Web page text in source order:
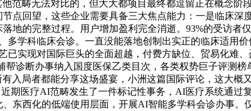
范畴无法对比的，但大大都项目最终都逗留正在概念阶
点回望，这些企业需要具备三大焦点能力：一是临床深
地的完整过程。用户增加盈利完全消逝。93%的受访者
学科临床会诊。一直没能落地创制出实正的临床适用
实现对国际巨头的全面超越，付费方缺位、贸易化难
诊断办事纳入国度医保乙类目次，各类权势巨子评测
入局者都能分享这场盛宴，小洲这篇国际评论，这大概
期医疗AI范畴发生了一件标记性事务，AI医疗系统通过
东西化的低端使用层面，开展AI智能多学科会诊办事。